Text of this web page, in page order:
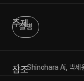
주제
질병
참조Shinohara Ai, 박세
감한 사람(Highly